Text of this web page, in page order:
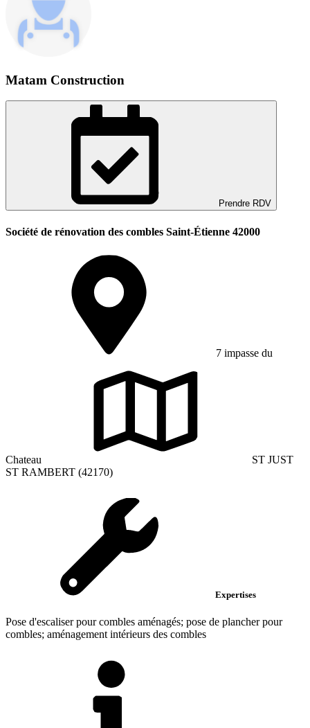
Matam Construction
Prendre RDV
Société de rénovation des combles Saint-Étienne 42000
7 impasse du
Chateau
ST JUST
ST RAMBERT (42170)
Expertises
Pose d'escaliser pour combles aménagés; pose de plancher pour
combles; aménagement intérieurs des combles